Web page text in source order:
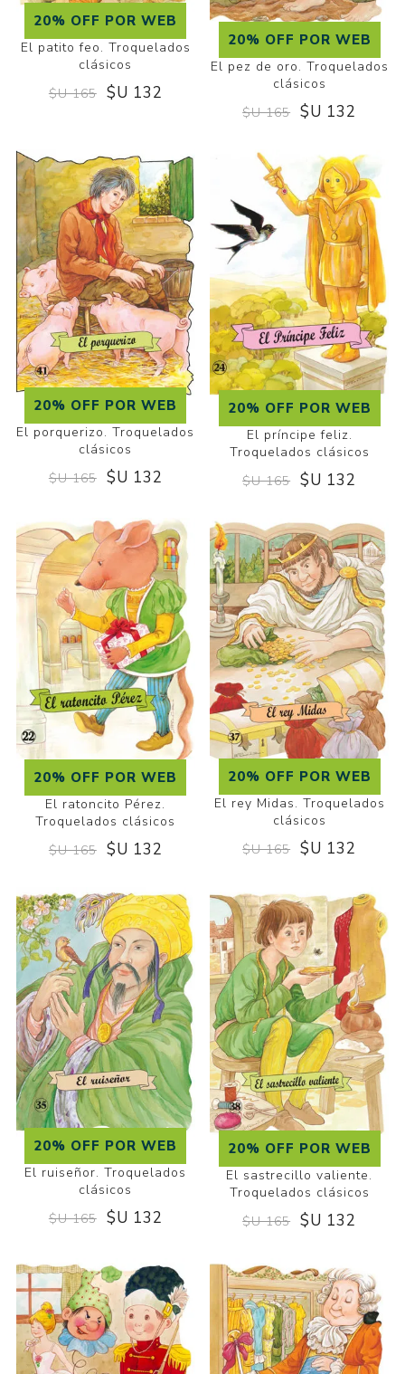
20% OFF POR WEB
El patito feo. Troquelados
clásicos
$U 165 $U 132
20% OFF POR WEB
El pez de oro. Troquelados
clásicos
$U 165 $U 132
20% OFF POR WEB
El porquerizo. Troquelados
clásicos
$U 165 $U 132
20% OFF POR WEB
El príncipe feliz.
Troquelados clásicos
$U 165 $U 132
20% OFF POR WEB
El ratoncito Pérez.
Troquelados clásicos
$U 165 $U 132
20% OFF POR WEB
El rey Midas. Troquelados
clásicos
$U 165 $U 132
20% OFF POR WEB
El ruiseñor. Troquelados
clásicos
$U 165 $U 132
20% OFF POR WEB
El sastrecillo valiente.
Troquelados clásicos
$U 165 $U 132